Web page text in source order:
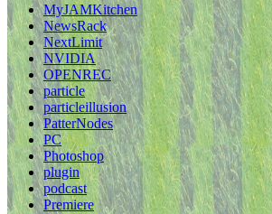
MyJAMKitchen
NewsRack
NextLimit
NVIDIA
OPENREC
particle
particleillusion
PatterNodes
PC
Photoshop
plugin
podcast
Premiere